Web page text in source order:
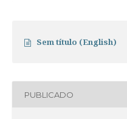
Sem título (English)
PUBLICADO